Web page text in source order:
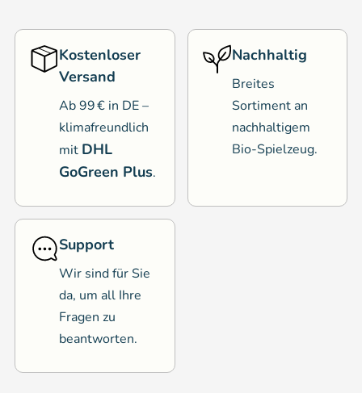
Kostenloser
Versand
Ab 99 € in DE –
klimafreundlich
mit DHL
GoGreen Plus.
Nachhaltig
Breites
Sortiment an
nachhaltigem
Bio-Spielzeug.
Support
Wir sind für Sie
da, um all Ihre
Fragen zu
beantworten.